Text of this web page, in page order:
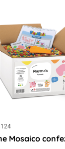
Mosaico